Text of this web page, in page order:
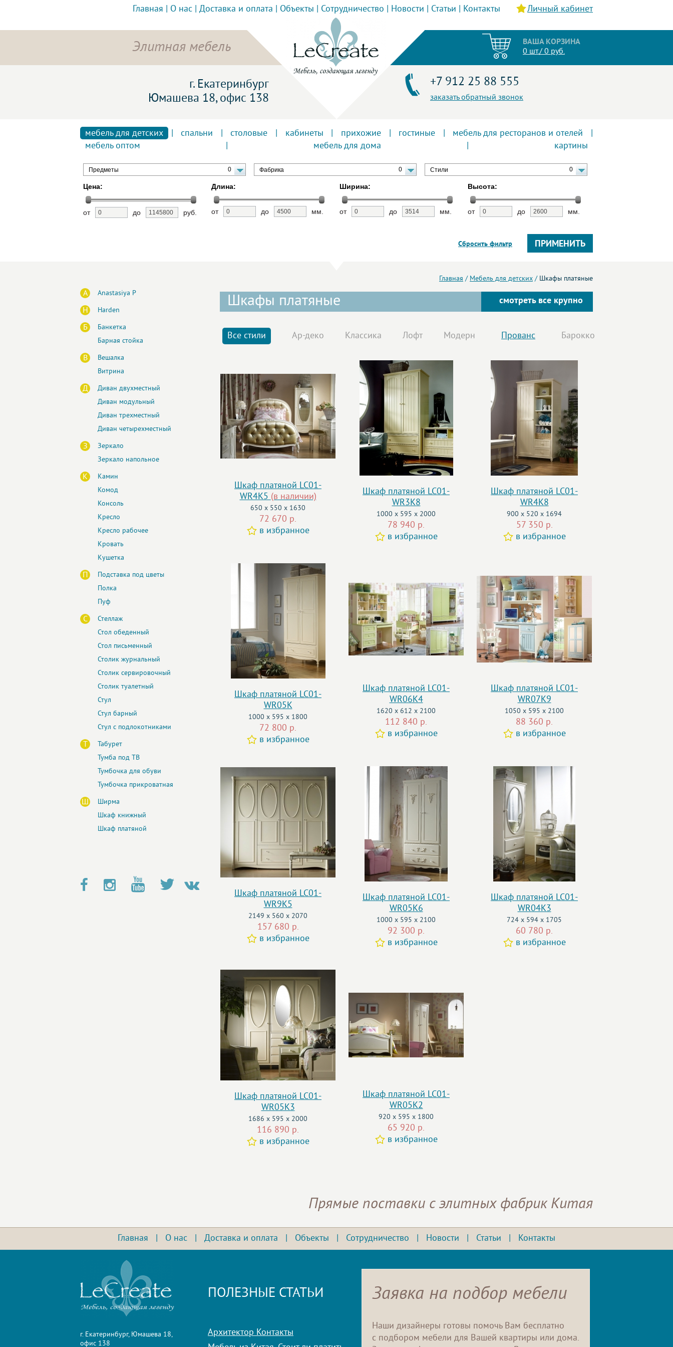
Главная О нас Доставка и оплата Объекты Сотрудничество Новости Статьи Контакты Личный кабинет
Элитная мебель
ВАША КОРЗИНА
0 шт./ 0 руб.
г. Екатеринбург
Юмашева 18, офис 138
+7 912 25 88 555
заказать обратный звонок
мебель для детских спальни столовые кабинеты прихожие гостиные мебель для ресторанов и отелей
мебель оптом
мебель для дома картины
Предметы 0 Фабрика 0 Стили 0
Цена:
от до руб.
Длина:
от до мм.
Ширина:
от до мм.
Высота:
от до мм.
ПРИМЕНИТЬ
Сбросить фильтр
A Anastasiya P
H Harden
Б
Банкетка
Барная стойка
В
Вешалка
Витрина
Д
Диван двухместный
Диван модульный
Диван трехместный
Диван четырехместный
З
Зеркало
Зеркало напольное
К
Камин
Комод
Консоль
Кресло
Кресло рабочее
Кровать
Кушетка
П
Подставка под цветы
Полка
Пуф
С
Стеллаж
Стол обеденный
Стол письменный
Столик журнальный
Столик сервировочный
Столик туалетный
Стул
Стул барный
Стул с подлокотниками
Т
Табурет
Тумба под ТВ
Тумбочка для обуви
Тумбочка прикроватная
Ш
Ширма
Шкаф книжный
Шкаф платяной
Главная / Мебель для детских / Шкафы платяные
Шкафы платяные смотреть все крупно
Все стили Ар-деко Классика Лофт Модерн Прованс Барокко
Шкаф платяной LC01-
WR4K5(в наличии)
650 x 550 x 1630
72 670 р.
в избранное
Шкаф платяной LC01-
WR3K8
1000 x 595 x 2000
78 940 р.
в избранное
Шкаф платяной LC01-
WR4K8
900 x 520 x 1694
57 350 р.
в избранное
Шкаф платяной LC01-
WR05K
1000 x 595 x 1800
72 800 р.
в избранное
Шкаф платяной LC01-
WR06K4
1620 x 612 x 2100
112 840 р.
в избранное
Шкаф платяной LC01-
WR07K9
1050 x 595 x 2100
88 360 р.
в избранное
Шкаф платяной LC01-
WR9K5
2149 x 560 x 2070
157 680 р.
в избранное
Шкаф платяной LC01-
WR05K6
1000 x 595 x 2100
92 300 р.
в избранное
Шкаф платяной LC01-
WR04K3
724 x 594 x 1705
60 780 р.
в избранное
Шкаф платяной LC01-
WR05K3
1686 x 595 x 2000
116 890 р.
в избранное
Шкаф платяной LC01-
WR05K2
920 x 595 x 1800
65 920 р.
в избранное
Прямые поставки с элитных фабрик Китая
Главная О нас Доставка и оплата Объекты Сотрудничество Новости Статьи Контакты
г. Екатеринбург, Юмашева 18,
офис 138
ПОЛЕЗНЫЕ СТАТЬИ
Архитектор Контакты
Заявка на подбор мебели
Наши дизайнеры готовы помочь Вам бесплатно
с подбором мебели для Вашей квартиры или дома.